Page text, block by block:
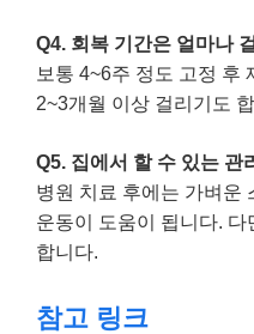
Q4. 회복 기간은 얼마나
보통 4~6주 정도 고정 후
2~3개월 이상 걸리기도
Q5. 집에서 할 수 있는 관
병원 치료 후에는 가벼운
운동이 도움이 됩니다.
합니다.
참고 링크